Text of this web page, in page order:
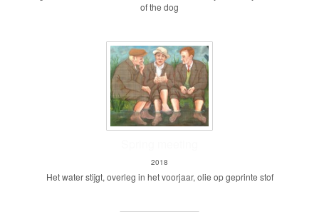
of the dog
2018
Het water stijgt, overleg in het voorjaar, olie op geprinte stof